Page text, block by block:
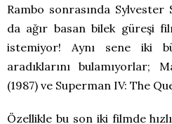
Rambo sonrasında Sylvester
da ağır basan bilek güreşi
istemiyor! Aynı sene iki
aradıklarını bulamıyorlar;
(1987) ve Superman IV: The
Özellikle bu son iki filmde